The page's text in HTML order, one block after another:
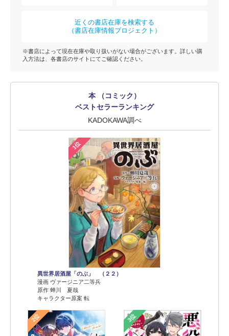
近くの書店在庫を検索する
（書店在庫情報プロジェクト）
※書店によって現在在庫や取り扱いがない場合がございます。詳しい購
入方法は、各書店のサイトにてご確認ください。
本 （コミック）
ベストセラーランキング
KADOKAWA調べ
1位
異世界居酒屋「のぶ」 （２２）
漫画 ヴァージニア二等兵
原作 蝉川 夏哉
キャラクター原案 転
2位 3位